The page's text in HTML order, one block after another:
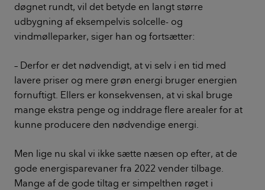
døgnet rundt, vil det betyde en langt større
udbygning af eksempelvis solcelle- og
vindmølleparker, siger han og fortsætter:
– Derfor er det nødvendigt, at vi selv i en tid med
lavere priser og mere grøn energi bruger energien
fornuftigt. Ellers er konsekvensen, at vi skal bruge
mange ekstra penge og inddrage flere arealer for at
kunne producere den nødvendige energi.
Men lige nu skal vi ikke sætte næsen op efter, at de
gode energisparevaner fra 2022 vender tilbage.
Mange af de gode tiltag er simpelthen røget i